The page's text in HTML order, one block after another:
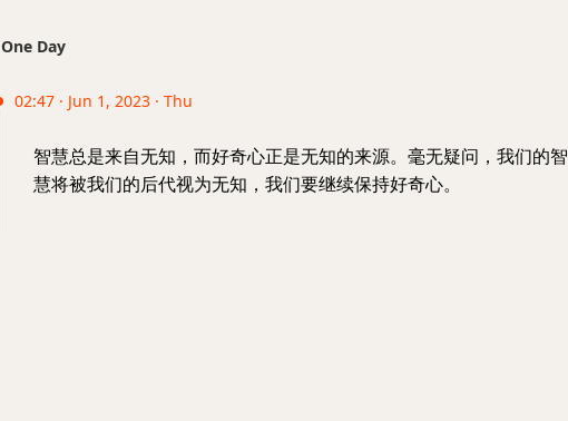
One Day
02:47 · Jun 1, 2023 · Thu
智慧总是来自无知，而好奇心正是无知的来源。毫无疑问，我们的智
慧将被我们的后代视为无知，我们要继续保持好奇心。